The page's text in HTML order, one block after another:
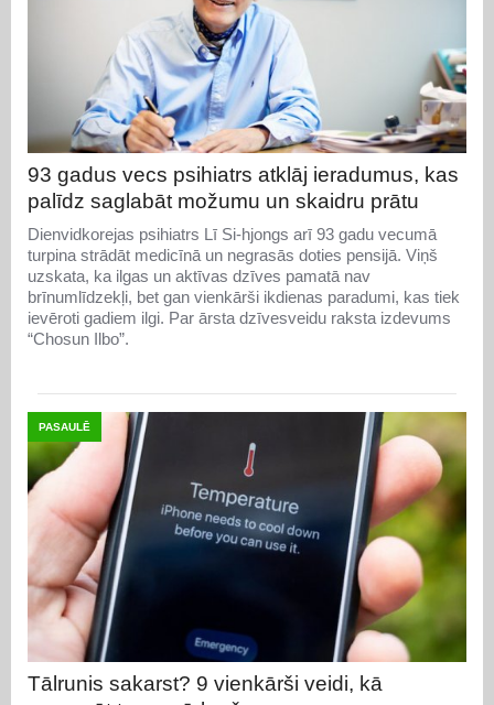
93 gadus vecs psihiatrs atklāj ieradumus, kas
palīdz saglabāt možumu un skaidru prātu
Dienvidkorejas psihiatrs Lī Si-hjongs arī 93 gadu vecumā
turpina strādāt medicīnā un negrasās doties pensijā. Viņš
uzskata, ka ilgas un aktīvas dzīves pamatā nav
brīnumlīdzekļi, bet gan vienkārši ikdienas paradumi, kas tiek
ievēroti gadiem ilgi. Par ārsta dzīvesveidu raksta izdevums
“Chosun Ilbo”.
PASAULĒ
Tālrunis sakarst? 9 vienkārši veidi, kā